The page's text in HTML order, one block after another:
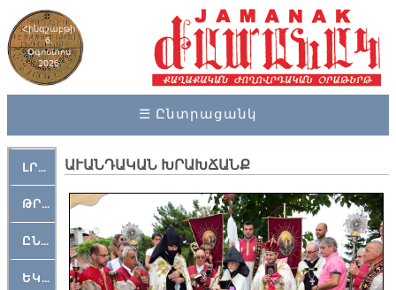
Հինգշաբթի
6,
Օգոստոս
2026
☰ Ընտրացանկ
ԼՐԱՀՈՍ
ԹՐՔԱՀԱՅ ԿԵԱՆՔ
ԸՆԿԵՐԱՄՇԱԿՈՒԹԱՅԻՆ
ԵԿԵՂԵՑԱԿԱՆ
ԱՒԱՆԴԱԿԱՆ ԽՐԱԽՃԱՆՔ